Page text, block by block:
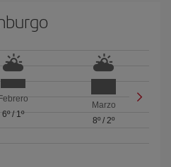
Febrero
6º/ 1º
Marzo
8º /2º